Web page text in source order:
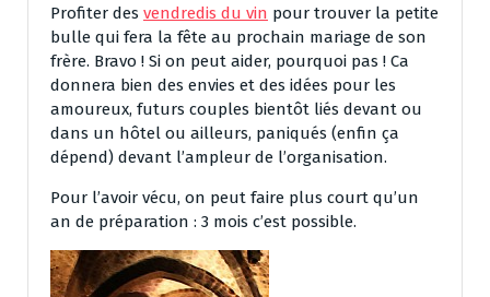
Profiter des vendredis du vin pour trouver la petite
bulle qui fera la fête au prochain mariage de son
frère. Bravo ! Si on peut aider, pourquoi pas ! Ca
donnera bien des envies et des idées pour les
amoureux, futurs couples bientôt liés devant ou
dans un hôtel ou ailleurs, paniqués (enfin ça
dépend) devant l’ampleur de l’organisation.
Pour l’avoir vécu, on peut faire plus court qu’un
an de préparation : 3 mois c’est possible.